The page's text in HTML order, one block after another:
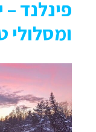
פינלנד
ומסלולי